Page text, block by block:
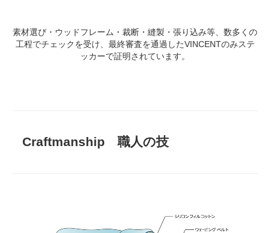
素材選び・ウッドフレーム・裁断・縫製・張り込み等、数多くの
工程でチェックを受け、最終審査を通過したVINCENTのみステ
ッカーで証明されています。
Craftmanship 職人の技